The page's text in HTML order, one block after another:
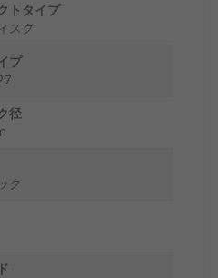
トタイプ
スク
プ
径
ク